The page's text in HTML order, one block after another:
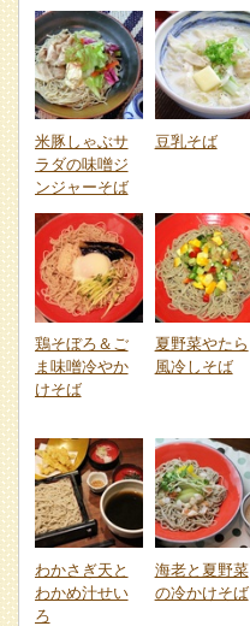
米豚しゃぶサ
ラダの味噌ジ
ンジャーそば
豆乳そば
鶏そぼろ＆ご
ま味噌冷やか
けそば
夏野菜やたら
風冷しそば
わかさぎ天と
わかめ汁せい
ろ
海老と夏野菜
の冷かけそば